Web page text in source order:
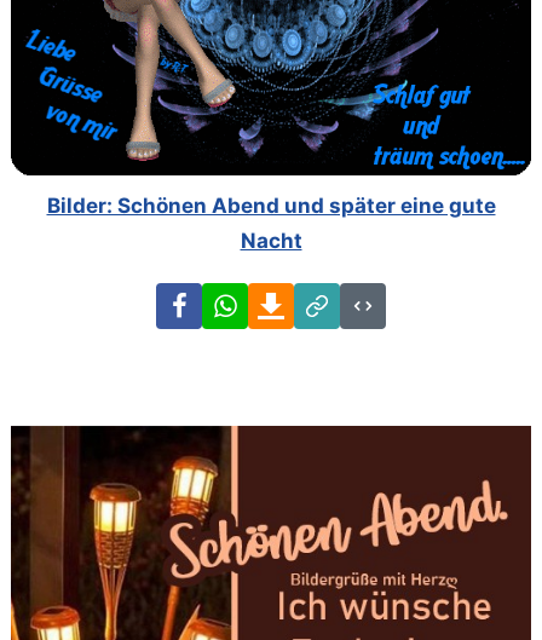
Bilder: Schönen Abend und später eine gute
Nacht
FacebookWhatsAppDownload
Link
Code